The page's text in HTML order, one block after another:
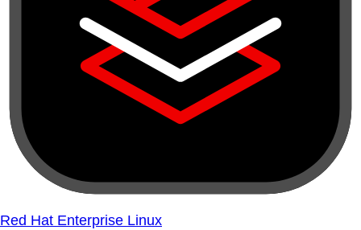
Red Hat Enterprise Linux